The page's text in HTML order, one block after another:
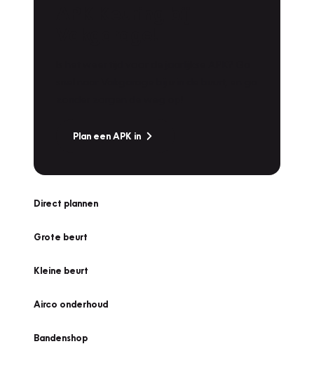
Plan een APK in
Direct plannen
Grote beurt
Kleine beurt
Airco onderhoud
Bandenshop